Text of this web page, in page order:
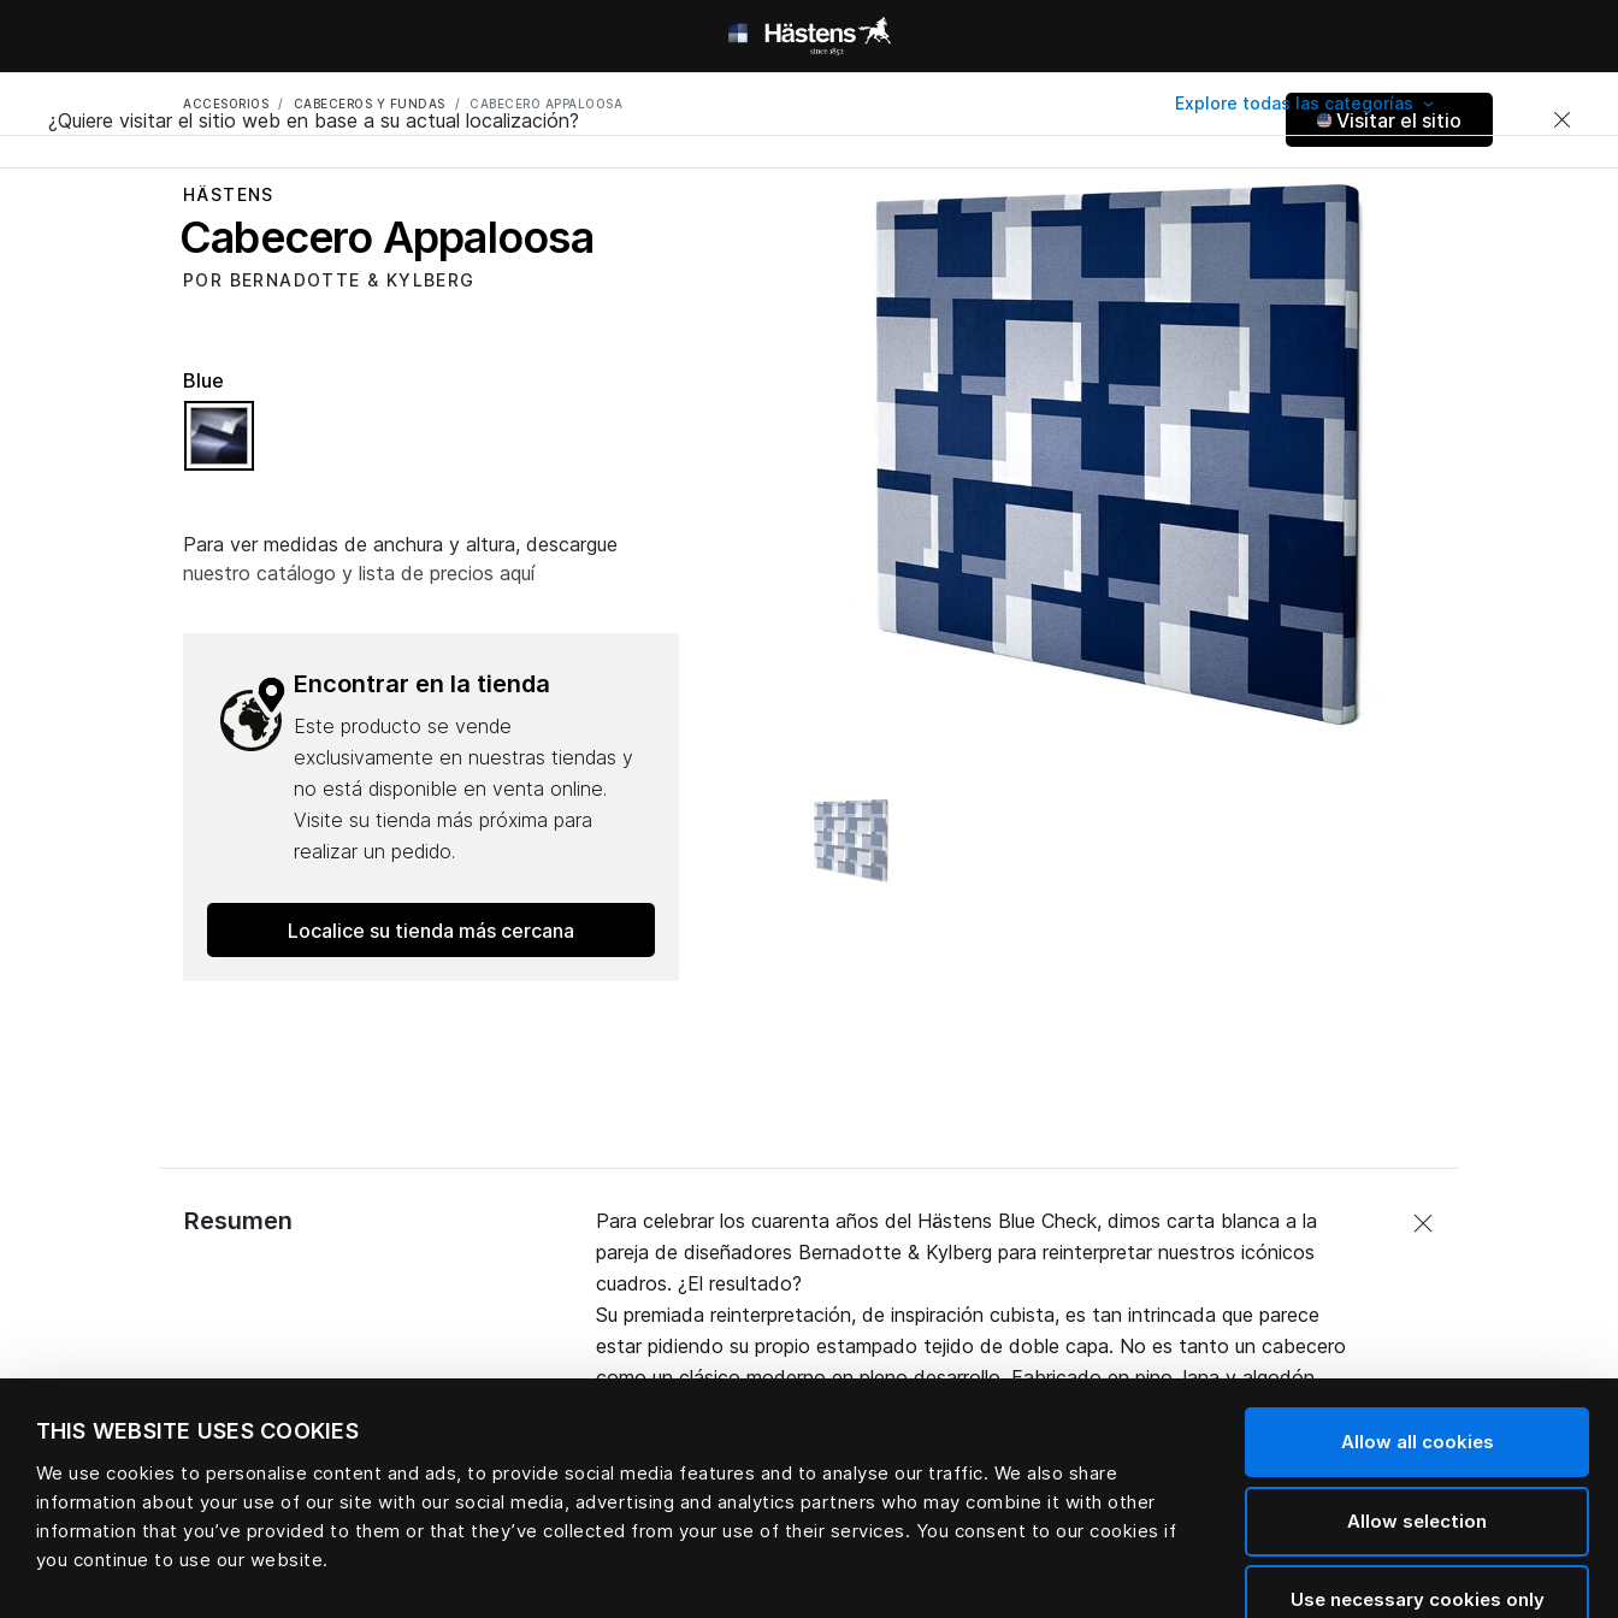
THIS WEBSITE USES COOKIES
We use cookies to personalise content and ads, to provide social media features and to analyse our traffic. We also share
information about your use of our site with our social media, advertising and analytics partners who may combine it with other
information that you’ve provided to them or that they’ve collected from your use of their services. You consent to our cookies if
you continue to use our website.
Allow all cookies
Allow selection
Use necessary cookies only
ACCESORIOS CABECEROS Y FUNDAS CABECERO APPALOOSA Explore todas las categorías
¿Quiere visitar el sitio web en base a su actual localización? Visitar el sitio
HÄSTENS
Cabecero Appaloosa
POR BERNADOTTE & KYLBERG
Para ver medidas de anchura y altura, descargue
nuestro catálogo y lista de precios aquí
Blue
Encontrar en la tienda
Este producto se vende
exclusivamente en nuestras tiendas y
no está disponible en venta online.
Visite su tienda más próxima para
realizar un pedido.
Localice su tienda más cercana
Resumen
Para celebrar los cuarenta años del Hästens Blue Check, dimos carta blanca a la
pareja de diseñadores Bernadotte & Kylberg para reinterpretar nuestros icónicos
cuadros. ¿El resultado?
Su premiada reinterpretación, de inspiración cubista, es tan intrincada que parece
estar pidiendo su propio estampado tejido de doble capa. No es tanto un cabecero
como un clásico moderno en pleno desarrollo. Fabricado en pino, lana y algodón.
El cabecero Appaloosa se puede colocar tanto en la pared como en la cama.
Material